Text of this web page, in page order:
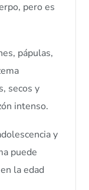
pero es
pápulas,
secos y
intenso.
y
puede
la edad